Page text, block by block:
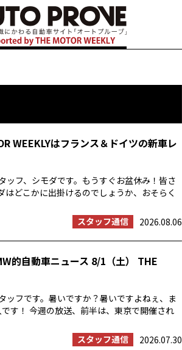
WEEKLYはフランス＆ドイツの新車レ
ッフ、シモダです。もうすぐお盆休み！皆さ
どこかに出掛けるのでしょうか、おそらく
スタッフ通信
2026.08.06
的自動車ニュース 8/1（土） THE
ッフです。暑いですか？暑いですよねぇ、ま
す！ 今週の放送、前半は、東京で開催され
スタッフ通信
2026.07.30